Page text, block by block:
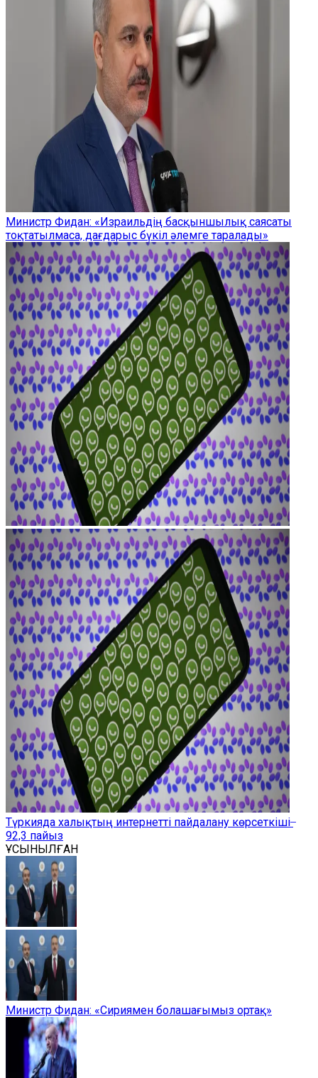
Министр Фидан: «Израильдің басқыншылық саясаты
тоқтатылмаса, дағдарыс бүкіл әлемге таралады»
Түркияда халықтың интернетті пайдалану көрсеткіші ̶
92,3 пайыз
ҰСЫНЫЛҒАН
Министр Фидан: «Сириямен болашағымыз ортақ»